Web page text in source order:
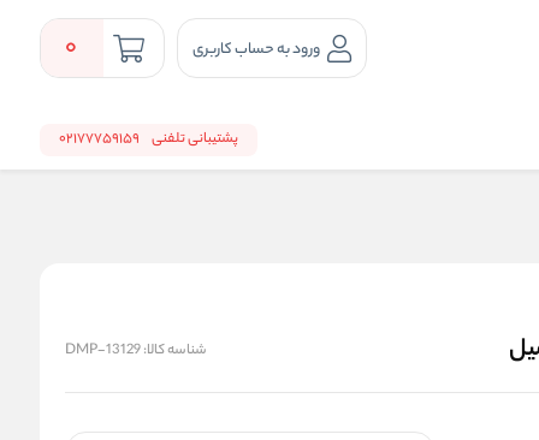
ورود به حساب کاربری 0
پشتیبانی تلفنی 02177759159
شناسه کالا:DMP-13129